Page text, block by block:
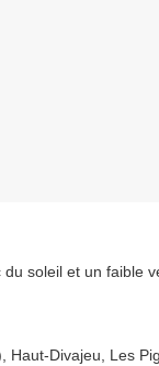
du soleil et un faible
Haut-Divajeu, Les